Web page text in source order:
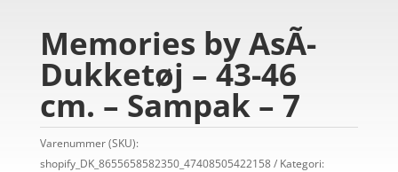
Memories by AsÃ­
Dukketøj – 43-46
cm. – Sampak – 7
Varenummer (SKU):
shopify_DK_8655658582350_47408505422158
Kategori: